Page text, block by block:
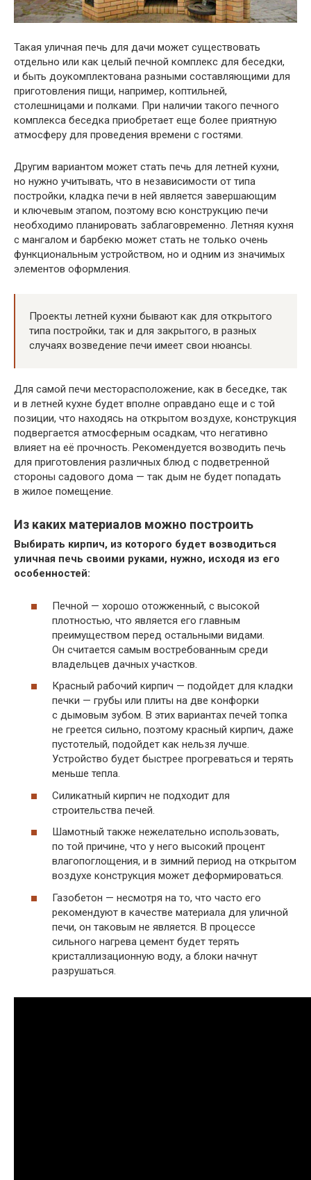
Такая уличная печь для дачи может существовать
отдельно или как целый печной комплекс для беседки,
и быть доукомплектована разными составляющими для
приготовления пищи, например, коптильней,
столешницами и полками. При наличии такого печного
комплекса беседка приобретает еще более приятную
атмосферу для проведения времени с гостями.
Другим вариантом может стать печь для летней кухни,
но нужно учитывать, что в независимости от типа
постройки, кладка печи в ней является завершающим
и ключевым этапом, поэтому всю конструкцию печи
необходимо планировать заблаговременно. Летняя кухня
с мангалом и барбекю может стать не только очень
функциональным устройством, но и одним из значимых
элементов оформления.
Проекты летней кухни бывают как для открытого
типа постройки, так и для закрытого, в разных
случаях возведение печи имеет свои нюансы.
Для самой печи месторасположение, как в беседке, так
и в летней кухне будет вполне оправдано еще и с той
позиции, что находясь на открытом воздухе, конструкция
подвергается атмосферным осадкам, что негативно
влияет на её прочность. Рекомендуется возводить печь
для приготовления различных блюд с подветренной
стороны садового дома — так дым не будет попадать
в жилое помещение.
Из каких материалов можно построить
Выбирать кирпич, из которого будет возводиться
уличная печь своими руками, нужно, исходя из его
особенностей:
Печной — хорошо отожженный, с высокой
плотностью, что является его главным
преимуществом перед остальными видами.
Он считается самым востребованным среди
владельцев дачных участков.
Красный рабочий кирпич — подойдет для кладки
печки — грубы или плиты на две конфорки
с дымовым зубом. В этих вариантах печей топка
не греется сильно, поэтому красный кирпич, даже
пустотелый, подойдет как нельзя лучше.
Устройство будет быстрее прогреваться и терять
меньше тепла.
Силикатный кирпич не подходит для
строительства печей.
Шамотный также нежелательно использовать,
по той причине, что у него высокий процент
влагопоглощения, и в зимний период на открытом
воздухе конструкция может деформироваться.
Газобетон — несмотря на то, что часто его
рекомендуют в качестве материала для уличной
печи, он таковым не является. В процессе
сильного нагрева цемент будет терять
кристаллизационную воду, а блоки начнут
разрушаться.